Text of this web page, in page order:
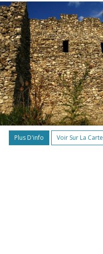
Plus D'info Voir Sur La Carte